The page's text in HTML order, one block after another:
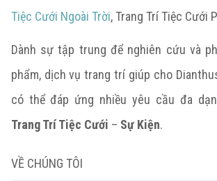
Tiệc Cưới Ngoài Trời, Trang Trí Tiệc Cưới
Dành sự tập trung để nghiên cứu và
phẩm, dịch vụ trang trí giúp cho
có thể đáp ứng nhiều yêu cầu đa
Trang Trí Tiệc Cưới – Sự Kiện.
VỀ CHÚNG TÔI